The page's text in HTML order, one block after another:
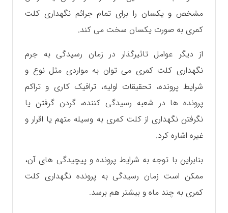
مشخص و یکسان را برای تمام جرائم نگهداری کلت
کمری به صورت یکسان سخت می کند.
از دیگر عوامل تاثیرگذار در زمان رسیدگی به جرم
نگهداری کلت کمری می توان به مواردی مثل نوع و
شرایط پرونده، تحقیقات اولیه، ترافیک کاری و تراکم
پرونده ها در شعبه رسیدگی کننده، گردن گرفتن یا
نگرفتن نگهداری از کلت کمری به وسیله متهم یا اقرار و
غیره اشاره کرد.
بنابراین با توجه به شرایط پرونده و پیچیدگی‌ های آن،
ممکن است زمان رسیدگی به پرونده نگهداری کلت
کمری به چند ماه و بیشتر هم برسد.